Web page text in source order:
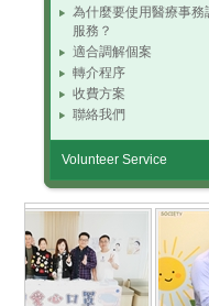
為什麼要使用醫療事務
服務？
適合調解個案
轉介程序
收費方案
聯絡我們
Volunteer Service